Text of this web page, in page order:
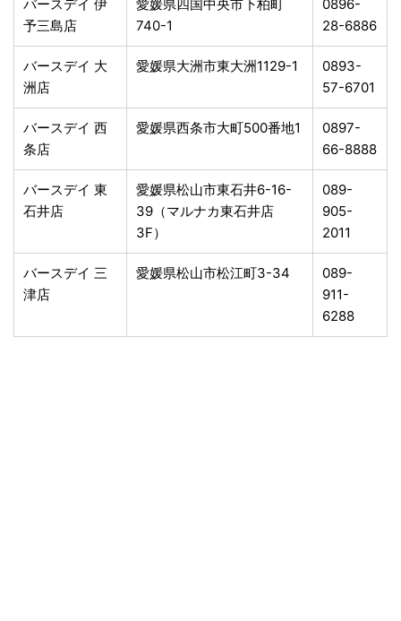
バースデイ 伊
予三島店
愛媛県四国中央市下柏町
740-1
0896-
28-6886
バースデイ 大
洲店
愛媛県大洲市東大洲1129-1
0893-
57-6701
バースデイ 西
条店
愛媛県西条市大町500番地1
0897-
66-8888
バースデイ 東
石井店
愛媛県松山市東石井6-16-
39（マルナカ東石井店
3F）
089-
905-
2011
バースデイ 三
津店
愛媛県松山市松江町3-34
089-
911-
6288